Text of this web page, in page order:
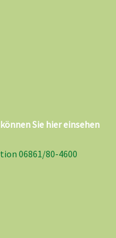
Sie hier einsehen
06861/80-4600